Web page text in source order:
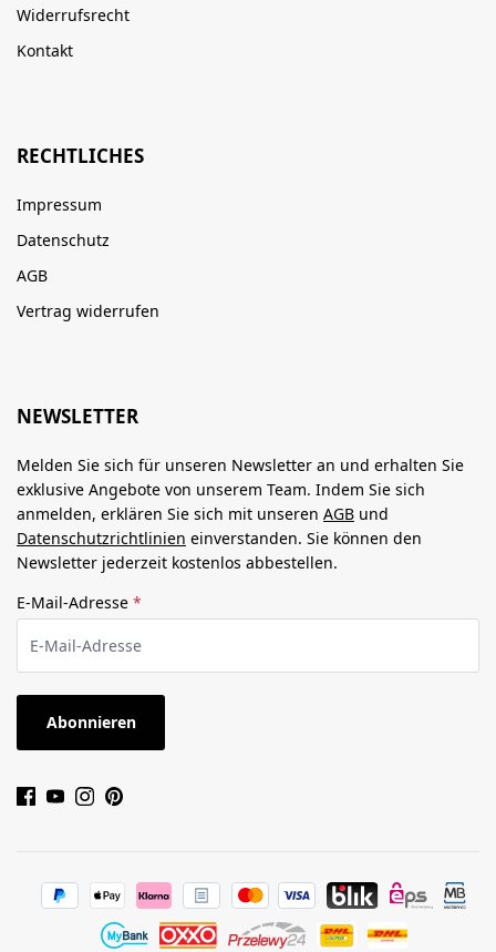
Widerrufsrecht
Kontakt
RECHTLICHES
Impressum
Datenschutz
AGB
Vertrag widerrufen
NEWSLETTER
Melden Sie sich für unseren Newsletter an und erhalten Sie
exklusive Angebote von unserem Team. Indem Sie sich
anmelden, erklären Sie sich mit unseren AGB und
Datenschutzrichtlinien einverstanden. Sie können den
Newsletter jederzeit kostenlos abbestellen.
E-Mail-Adresse *
Abonnieren